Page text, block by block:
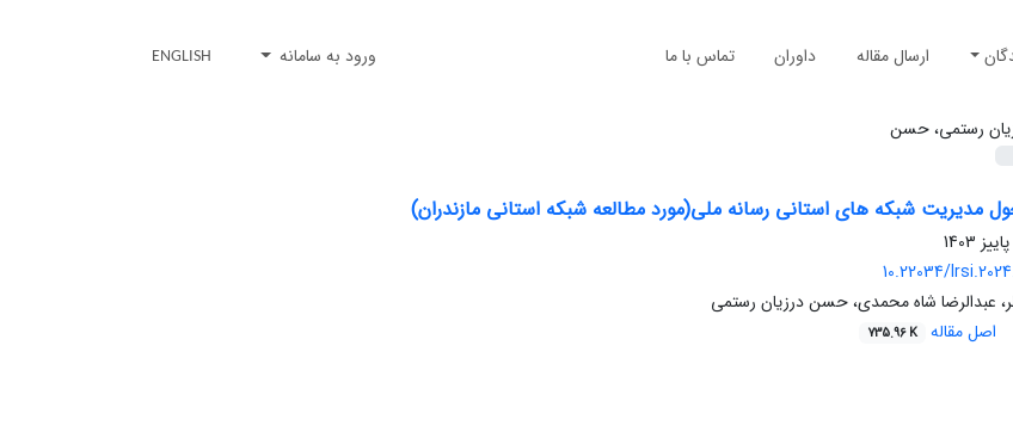
ارسال مقاله داوران تماس با ما ورود به سامانه ENGLISH
رستمی، حسن
مدیریت شبکه های استانی رسانه ملی(مورد مطالعه شبکه استانی مازندران)
10.22034/
عبدالرضا شاه محمدی، حسن درزیان رستمی
اصل مقاله 735.96 K